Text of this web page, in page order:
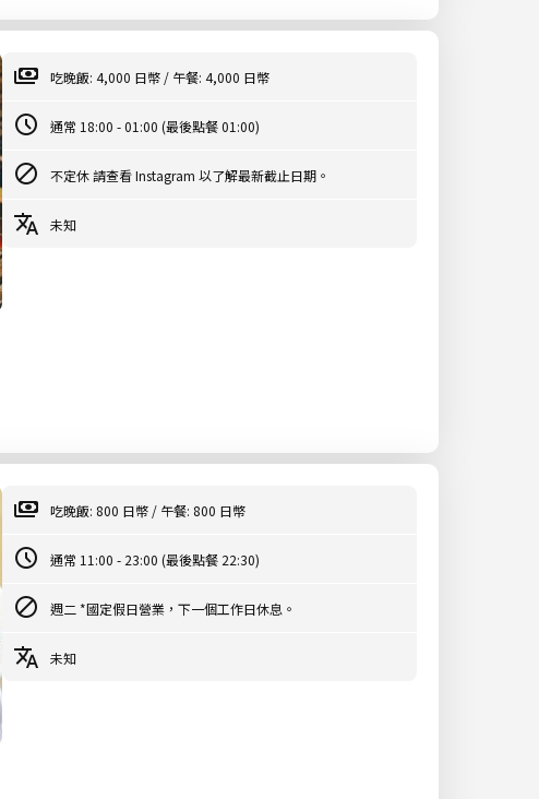
吃晚飯: 4,000 日幣 / 午餐: 4,000 日幣
通常 18:00 - 01:00 (最後點餐 01:00)
不定休 請查看 Instagram 以了解最新截止日期。
未知
吃晚飯: 800 日幣 / 午餐: 800 日幣
通常 11:00 - 23:00 (最後點餐 22:30)
週二 *國定假日營業，下一個工作日休息。
未知